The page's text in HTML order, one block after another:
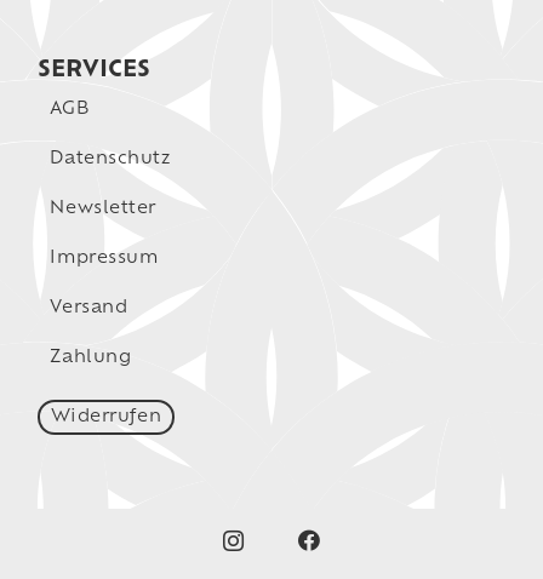
SERVICES
AGB
Datenschutz
Newsletter
Impressum
Versand
Zahlung
Widerrufen